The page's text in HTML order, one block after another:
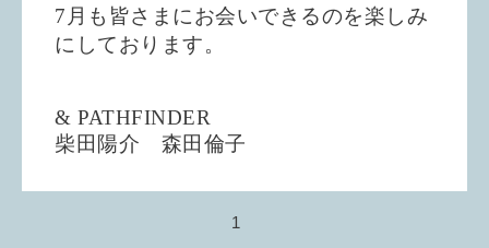
7月も皆さまにお会いできるのを楽しみ
にしております。
& PATHFINDER
柴田陽介 森田倫子
1